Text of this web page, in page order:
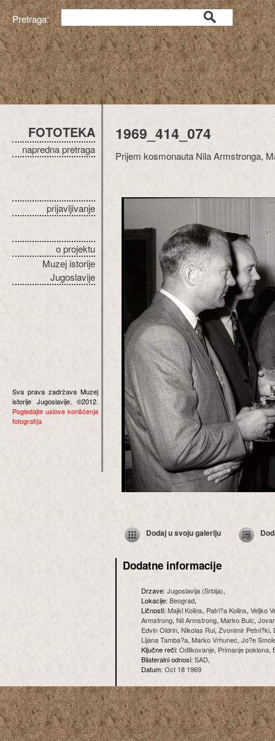
Pretraga:
FOTOTEKA
napredna pretraga
prijavljivanje
o projektu
Muzej istorije
Jugoslavije
Sva prava zadržava Muzej
istorije Jugoslavije, ©2012.
Pogledajte uslove korišćenja
fotografija
1969_414_074
Prijem kosmonauta Nila Armstronga,
Dodaj u svoju galeriju
Dodatne informacije
Drzave:Jugoslavija (Srbija),
Lokacije:Beograd,
Ličnosti:Majkl Kolins, Patri?a Kolins, Veljko
Armstrong, Nil Armstrong, Marko Bulc,
Edvin Oldrin, Nikolas Rui, Zvonimir Petni?ki,
Lijana Tamba?a, Marko Vrhunec, Jo?e
Ključne reči:Odlikovanje, Primanje poklona,
Bilateralni odnosi:SAD,
Datum:Oct 18 1969